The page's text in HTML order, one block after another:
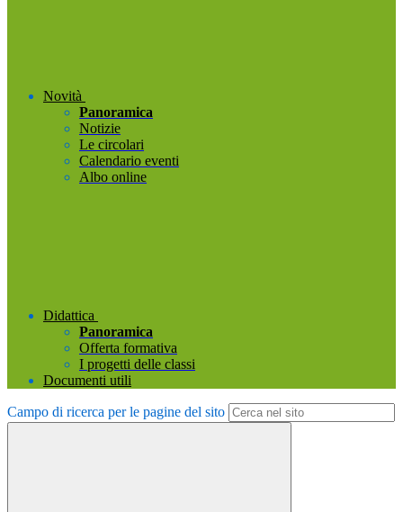
Novità
Panoramica
Notizie
Le circolari
Calendario eventi
Albo online
Didattica
Panoramica
Offerta formativa
I progetti delle classi
Documenti utili
Campo di ricerca per le pagine del sito